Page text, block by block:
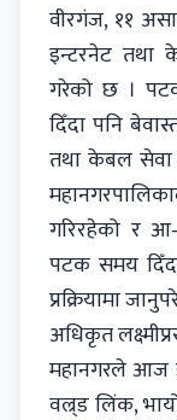
वीरगंज, ११
इन्टरनेट तथा
गरेको छ ।
दिँदा पनि
तथा केबल सेवा
गरिरहेको र
पटक समय
प्रक्रियामा
अधिकृत
महानगरले आज
वल्र्ड लिंक,